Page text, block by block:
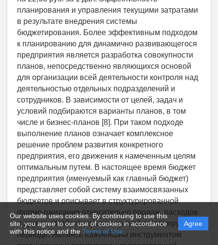
Our website uses cookies. By continuing to use this
site, you agree to our use of cookies in accordance
with this notice and the Terms of Use.
Agree